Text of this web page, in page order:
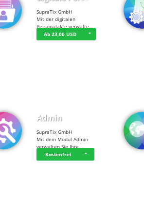
SupraTix GmbH
Mit der digitalen
Personalakte verwalte…
Ab 23,06 USD
Admin
SupraTix GmbH
Mit dem Modul Admin
verwalten Sie Ihre …
Kostenfrei